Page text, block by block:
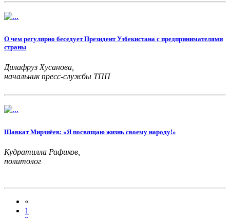
О чем регулярно беседует Президент Узбекистана с предпринимателями
страны
Дилафруз Хусанова,
начальник пресс-службы ТПП
Шавкат Мирзиёев: «Я посвящаю жизнь своему народу!»
Кудратилла Рафиков,
политолог
«
1